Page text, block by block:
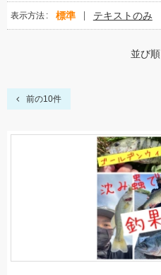
表示方法 標準 テキストのみ
並び順
前の10件